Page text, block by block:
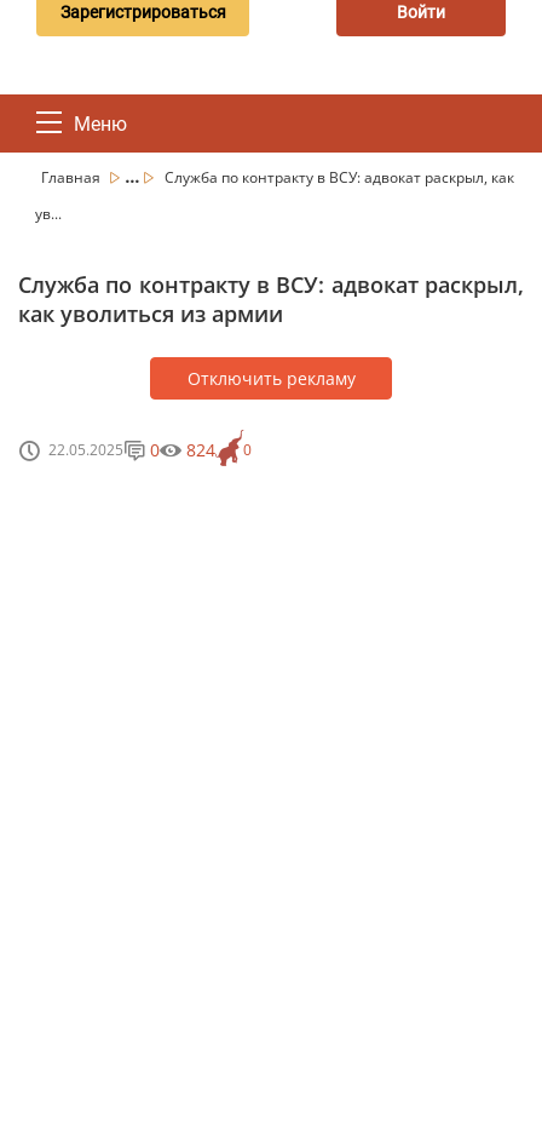
Зарегистрироваться Войти
Меню
Главная ...
Служба по контракту в ВСУ: адвокат раскрыл, как
ув...
Служба по контракту в ВСУ: адвокат раскрыл,
как уволиться из армии
Отключить рекламу
22.05.2025 0
0 824